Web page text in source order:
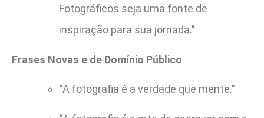
Fotográficos seja uma fonte de
inspiração para sua jornada.”
Frases Novas e de Domínio Público
“A fotografia é a verdade que mente.”